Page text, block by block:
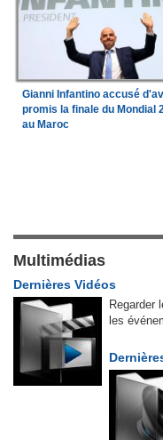
Gianni Infantino accusé
promis la finale du Mondial
au Maroc
Multimédias
Dernières Vidéos
Regarder
les